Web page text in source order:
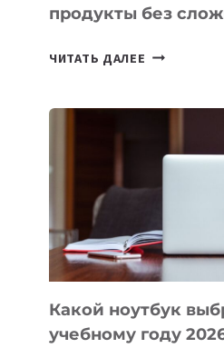
продукты без
ЧИТАТЬ ДАЛЕЕ 7
ПОМОГАЮТ
СОЗДАВАТЬ
БЕЗ
СЛОЖНОГО
КОДА
Какой ноутбук
учебному году